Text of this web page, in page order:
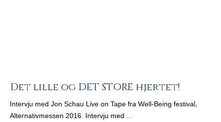
Det lille og DET STORE hjertet!
Intervju med Jon Schau Live on Tape fra Well-Being festival,
Alternativmessen 2016. Intervju med